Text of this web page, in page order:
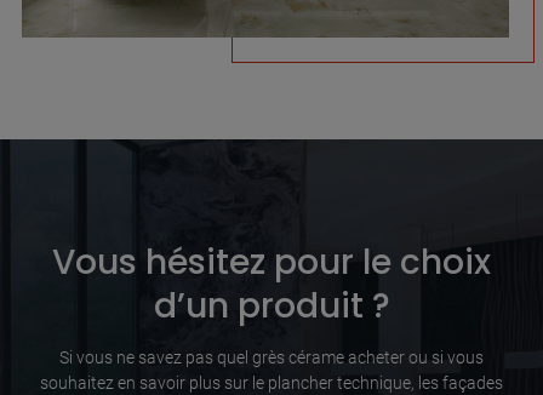
Vous hésitez pour le choix
d’un produit ?
Si vous ne savez pas quel grès cérame acheter ou si vous
souhaitez en savoir plus sur le plancher technique, les façades